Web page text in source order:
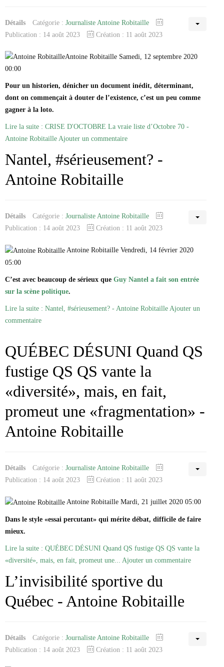
Détails Catégorie : Journaliste Antoine Robitaille
Publication : 14 août 2023
Création : 11 août 2023
Antoine Robitaille Samedi, 12 septembre 2020
00:00
Pour un historien, dénicher un document inédit, déterminant,
dont on commençait à douter de l’existence, c’est un peu comme
gagner à la loto.
Lire la suite : CRISE D'OCTOBRE La vraie liste d’Octobre 70 -
Antoine Robitaille Ajouter un commentaire
Nantel, #sérieusement? -
Antoine Robitaille
Détails Catégorie : Journaliste Antoine Robitaille
Publication : 14 août 2023
Création : 11 août 2023
Antoine Robitaille Vendredi, 14 février 2020
05:00
C’est avec beaucoup de sérieux que Guy Nantel a fait son entrée
sur la scène politique.
Lire la suite : Nantel, #sérieusement? - Antoine Robitaille Ajouter un
commentaire
QUÉBEC DÉSUNI Quand QS
fustige QS QS vante la
«diversité», mais, en fait,
promeut une «fragmentation» -
Antoine Robitaille
Détails Catégorie : Journaliste Antoine Robitaille
Publication : 14 août 2023
Création : 11 août 2023
Antoine Robitaille Mardi, 21 juillet 2020 05:00
Dans le style «essai percutant» qui mérite débat, difficile de faire
mieux.
Lire la suite : QUÉBEC DÉSUNI Quand QS fustige QS QS vante la
«diversité», mais, en fait, promeut une...
Ajouter un commentaire
L’invisibilité sportive du
Québec - Antoine Robitaille
Détails Catégorie : Journaliste Antoine Robitaille
Publication : 14 août 2023
Création : 11 août 2023